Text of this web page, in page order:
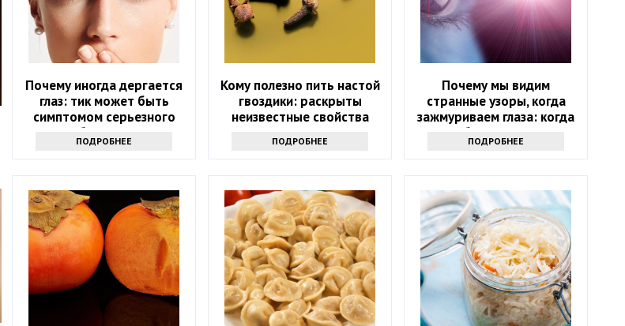
Почему иногда дергается
глаз: тик может быть
симптомом серьезного
заболевания
ПОДРОБНЕЕ
Кому полезно пить настой
гвоздики: раскрыты
неизвестные свойства
ПОДРОБНЕЕ
Почему мы видим
странные узоры, когда
зажмуриваем глаза: когда
стоит обратиться к врачу
ПОДРОБНЕЕ